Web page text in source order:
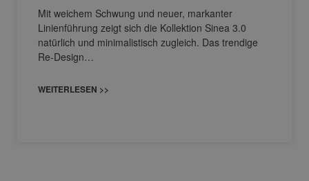
Mit weichem Schwung und neuer, markanter
Linienführung zeigt sich die Kollektion Sinea 3.0
natürlich und minimalistisch zugleich. Das trendige
Re-Design…
WEITERLESEN >>